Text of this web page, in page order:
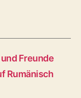
Freunde
Rumänisch